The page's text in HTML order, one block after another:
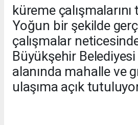
küreme çalışmalarını
Yoğun bir şekilde
çalışmalar
Büyükşehir
alanında mahalle ve
ulaşıma açık